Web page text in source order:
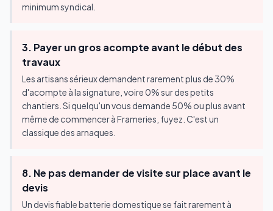
minimum syndical.
3. Payer un gros acompte avant le début des
travaux
Les artisans sérieux demandent rarement plus de 30%
d'acompte à la signature, voire 0% sur des petits
chantiers. Si quelqu'un vous demande 50% ou plus avant
même de commencer à Frameries, fuyez. C'est un
classique des arnaques.
8. Ne pas demander de visite sur place avant le
devis
Un devis fiable batterie domestique se fait rarement à